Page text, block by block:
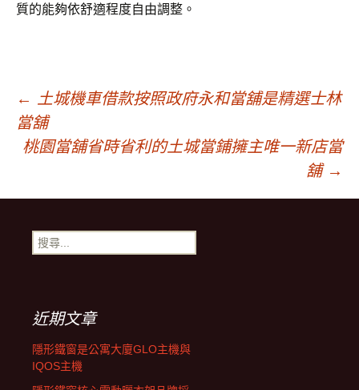
質的能夠依舒適程度自由調整。
文
章
導
覽
←
土城機車借款按照政府永和當舖是精選士林
當舖
桃園當舖省時省利的土城當鋪擁主唯一新店當
舖 →
搜
尋
近期文章
隱形鐵窗是公寓大廈GLO主機與
IQOS主機